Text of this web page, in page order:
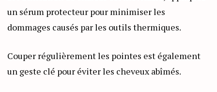
un sérum protecteur pour minimiser les
dommages causés par les outils thermiques.
Couper régulièrement les pointes est également
un geste clé pour éviter les cheveux abîmés.